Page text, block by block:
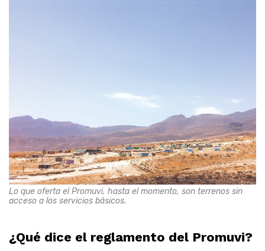
Lo que oferta el Promuvi, hasta el momento, son terrenos sin
acceso a los servicios básicos.
¿Qué dice el reglamento del Promuvi?